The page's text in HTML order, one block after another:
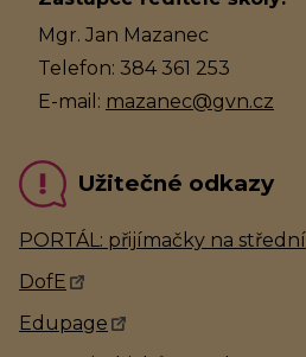
Mgr. Jan Mazanec
Telefon: 384 361 253
E-mail: mazanec@gvn.cz
Užitečné odkazy
PORTÁL: přijímačky na střední
DofE
Edupage